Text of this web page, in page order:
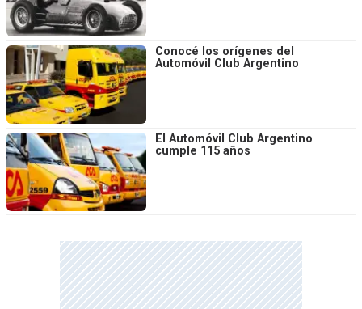
Conocé los orígenes del
Automóvil Club Argentino
El Automóvil Club Argentino
cumple 115 años